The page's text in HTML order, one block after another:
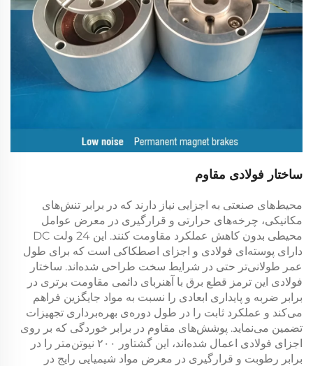
ساختار فولادی مقاوم
محیط‌های صنعتی به اجزایی نیاز دارند که در برابر تنش‌های
مکانیکی، چرخه‌های حرارتی و قرارگیری در معرض عوامل
محیطی بدون کاهش عملکرد مقاومت کنند. این 24 ولت DC
دارای پوسته‌ای فولادی و اجزای اصطکاکی است که برای طول
عمر طولانی‌تر حتی در شرایط سخت طراحی شده‌اند. ساختار
فولادی این ترمز قطع برق با آهنربای دائمی مقاومت برتری در
برابر ضربه و پایداری ابعادی را نسبت به مواد جایگزین فراهم
می‌کند و عملکرد ثابت را در طول دوره‌ی بهره‌برداری تجهیزات
تضمین می‌نماید. پوشش‌های مقاوم در برابر خوردگی که بر روی
اجزای فولادی اعمال شده‌اند، این گشتاور ۲۰۰ نیوتن‌متر
را در
برابر رطوبت و قرارگیری در معرض مواد شیمیایی رایج در